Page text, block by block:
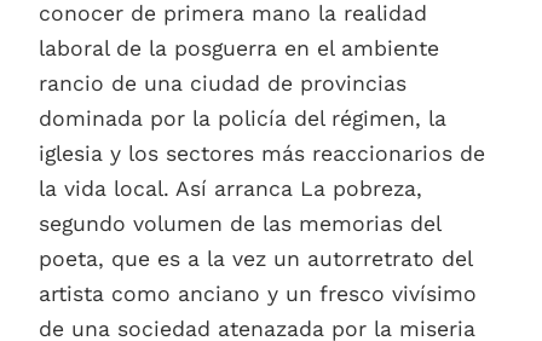
conocer de primera mano la realidad
laboral de la posguerra en el ambiente
rancio de una ciudad de provincias
dominada por la policía del régimen, la
iglesia y los sectores más reaccionarios de
la vida local. Así arranca La pobreza,
segundo volumen de las memorias del
poeta, que es a la vez un autorretrato del
artista como anciano y un fresco vivísimo
de una sociedad atenazada por la miseria